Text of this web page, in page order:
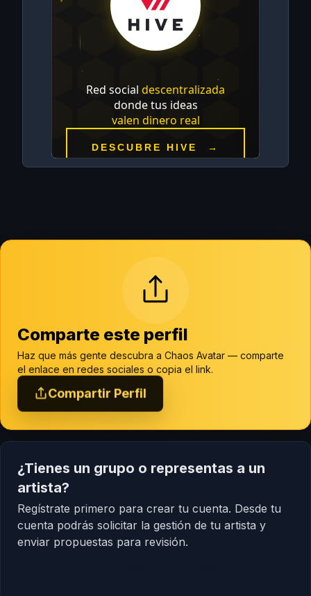
Comparte este perfil
Haz que más gente descubra a Chaos Avatar — comparte
el enlace en redes sociales o copia el link.
Compartir Perfil
¿Tienes un grupo o representas a un
artista?
Regístrate primero para crear tu cuenta. Desde tu
cuenta podrás solicitar la gestión de tu artista y
enviar propuestas para revisión.